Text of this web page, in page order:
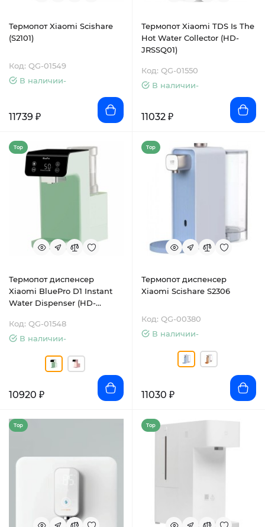
Термопот Xiaomi Scishare
(S2101)
Код: QG-01549
В наличии-
11739 ₽
Термопот Xiaomi TDS Is The
Hot Water Collector (HD-
JRSSQ01)
Код: QG-01550
В наличии-
11032 ₽
Top
Термопот диспенсер
Xiaomi BluePro D1 Instant
Water Dispenser (HD-
Код: QG-01548
В наличии-
10920 ₽
Top
Термопот диспенсер
Xiaomi Scishare S2306
Код: QG-00380
В наличии-
11030 ₽
Top Top